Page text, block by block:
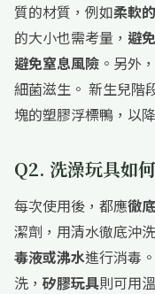
質的材質，例如柔軟
的大小也需考量， 避
避免窒息風險 。另外
細菌滋生。 新生兒階
塊的塑膠浮標鴨，以
Q2. 洗澡玩具如
每次使用後，都應徹
潔劑，用清水徹底沖
毒液或沸水進行消毒。
洗， 矽膠玩具則可用